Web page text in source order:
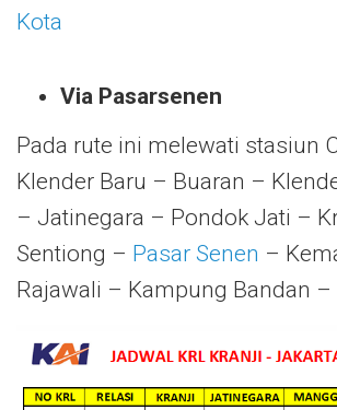
Kota
Via Pasarsenen
Pada rute ini melewati stasiun
Klender Baru – Buaran –
– Jatinegara – Pondok Jati –
Sentiong – Pasar Senen –
Rajawali – Kampung Bandan –